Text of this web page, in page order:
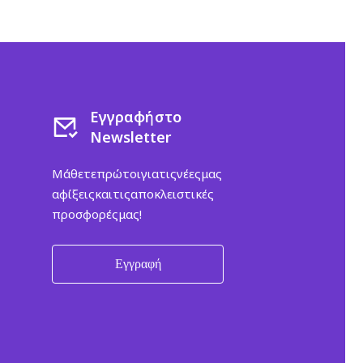
Εγγραφή στο
Newsletter
Μάθετε πρώτοι για τις νέες μας
αφίξεις και τις αποκλειστικές
προσφορές μας!
Εγγραφή